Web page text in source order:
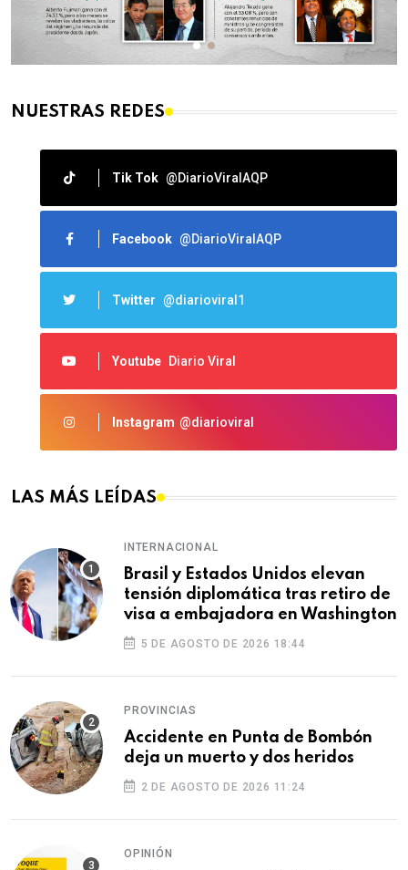
NUESTRAS REDES
Tik Tok @DiarioViralAQP
Facebook @DiarioViralAQP
Twitter @diarioviral1
Youtube Diario Viral
Instagram @diarioviral
LAS MÁS LEÍDAS
INTERNACIONAL
Brasil y Estados Unidos elevan
tensión diplomática tras retiro de
visa a embajadora en Washington
5 DE AGOSTO DE 2026 18:44
PROVINCIAS
Accidente en Punta de Bombón
deja un muerto y dos heridos
2 DE AGOSTO DE 2026 11:24
OPINIÓN